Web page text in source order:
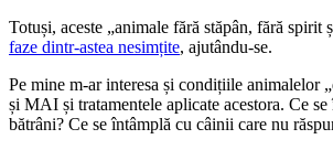
Totuși, aceste „animale fără stăpân, fără spirit
faze dintr-astea nesimțite, ajutându-se.
Pe mine m-ar interesa și condițiile animalelor
și MAI și tratamentele aplicate acestora. Ce
bătrâni? Ce se întâmplă cu câinii care nu